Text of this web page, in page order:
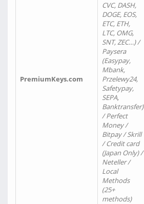
PremiumKeys.com
CVC, DASH,
DOGE, EOS,
ETC, ETH,
LTC, OMG,
SNT, ZEC…) /
Paysera
(Easypay,
Mbank,
Przelewy24,
Safetypay,
SEPA,
Banktransfer)
/ Perfect
Money /
Bitpay / Skrill
/ Credit card
(Japan Only) /
Neteller /
Local
Methods
(25+
methods)